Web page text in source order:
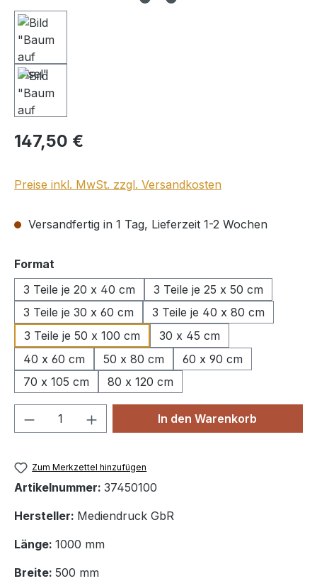
Regulärer Preis:
147,50 €
Preise inkl. MwSt. zzgl. Versandkosten
Versandfertig in 1 Tag, Lieferzeit 1-2 Wochen
Format
3 Teile je 20 x 40 cm
3 Teile je 25 x 50 cm
3 Teile je 30 x 60 cm
3 Teile je 40 x 80 cm
3 Teile je 50 x 100 cm
30 x 45 cm
40 x 60 cm
50 x 80 cm
60 x 90 cm
70 x 105 cm
80 x 120 cm
Produkt Anzahl: Gib denIn den Warenkorb
Zum Merkzettel hinzufügen
Artikelnummer: 37450100
Hersteller: Mediendruck GbR
Länge: 1000 mm
Breite: 500 mm